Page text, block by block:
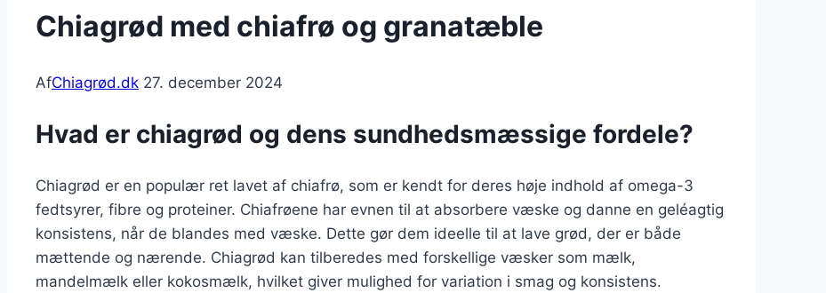
Chiagrød med chiafrø og granatæble
AfChiagrød.dk 27. december 2024
Hvad er chiagrød og dens sundhedsmæssige fordele?
Chiagrød er en populær ret lavet af chiafrø, som er kendt for deres høje indhold af omega-3
fedtsyrer, fibre og proteiner. Chiafrøene har evnen til at absorbere væske og danne en geléagtig
konsistens, når de blandes med væske. Dette gør dem ideelle til at lave grød, der er både
mættende og nærende. Chiagrød kan tilberedes med forskellige væsker som mælk,
mandelmælk eller kokosmælk, hvilket giver mulighed for variation i smag og konsistens.